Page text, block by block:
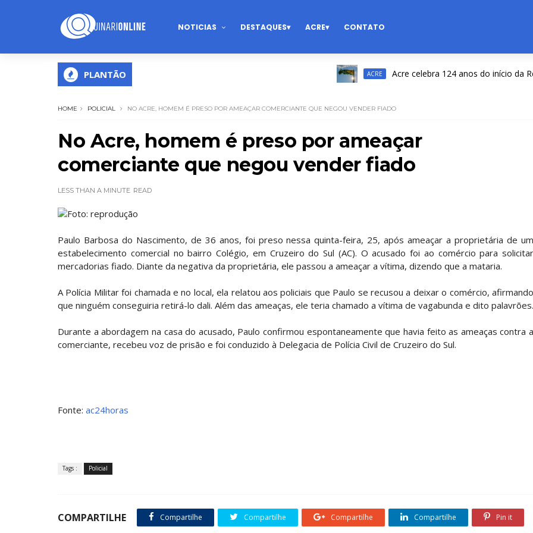
NOTICIAS DESTAQUES ACRE CONTATO
PLANTÃO ACRE Acre celebra 124 anos do início da
HOME POLICIAL NO ACRE, HOMEM É PRESO POR AMEAÇAR COMERCIANTE QUE NEGOU VENDER FIADO
No Acre, homem é preso por ameaçar
comerciante que negou vender fiado
LESS THAN A MINUTE READ
Foto: reprodução
Paulo Barbosa do Nascimento, de 36 anos, foi preso nessa quinta-feira, 25, após ameaçar a proprietária de um
estabelecimento comercial no bairro Colégio, em Cruzeiro do Sul (AC). O acusado foi ao comércio para solicitar
mercadorias fiado. Diante da negativa da proprietária, ele passou a ameaçar a vítima, dizendo que a mataria.
A Polícia Militar foi chamada e no local, ela relatou aos policiais que Paulo se recusou a deixar o comércio, afirmando
que ninguém conseguiria retirá-lo dali. Além das ameaças, ele teria chamado a vítima de vagabunda e dito palavrões.
Durante a abordagem na casa do acusado, Paulo confirmou espontaneamente que havia feito as ameaças contra a
comerciante, recebeu voz de prisão e foi conduzido à Delegacia de Polícia Civil de Cruzeiro do Sul.
Fonte: ac24horas
Tags : Policial
COMPARTILHE Compartilhe Compartilhe Compartilhe Compartilhe Pin it